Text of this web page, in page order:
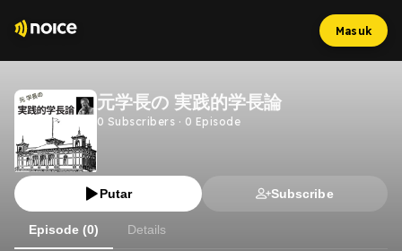
Masuk
元学長の 実践的学長論
0 Subscribers · 0 Episode
Putar Subscribe
Episode (0) Details